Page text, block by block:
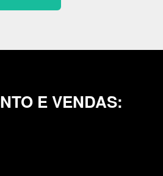
E VENDAS: